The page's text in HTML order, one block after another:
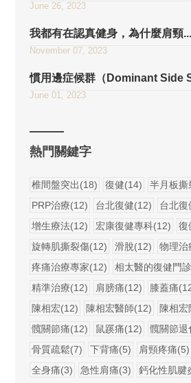
June 26, 2023
我都有在認真健身，為什麼肩頸...
November 07, 2023
慣用邊症候群（Dominant Side
June 01, 2023
熱門關鍵字
椎間盤突出(18) 復健(14) 半月板撕
PRP治療(12)
台北復健(12)
台北復
增生療法(12)
宏康復健專科(12)
復
旋轉肌撕裂傷(12)
滑脫(12)
物理治
疼痛治療專家(12)
相太醫的復健門
精準治療(12)
肩膀痛(12) 膝蓋痛
陳相宏(12)
陳相宏醫師(12)
陳相
髖關節痛(12)
鼠蹊痛(12)
髖關節退
骨質疏鬆(7)
下背痛(5) 肩頸疼痛(5)
全身痛(3)
急性肩痛(3) 鈣化性肌腱